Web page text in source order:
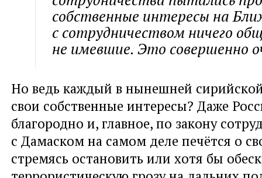
собственные интересы на
с сотрудничеством ничего
не имевшие. Это совершенно
Но ведь каждый в нынешней
свои собственные интересы? Даже
благородно и, главное, по закону
с Дамаском на самом деле печётся о
стремясь остановить или хотя бы